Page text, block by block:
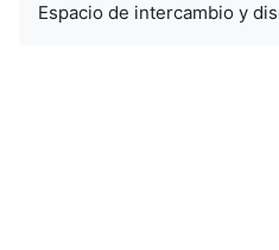
Espacio de intercambio y